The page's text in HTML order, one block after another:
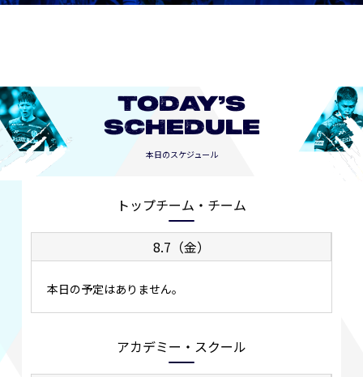
TODAY’S
SCHEDULE
本日のスケジュール
トップチーム・チーム
8.7（金）
本日の予定はありません。
アカデミー・スクール